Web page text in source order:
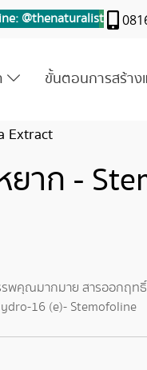
@thenaturalist
ขั้นตอนการสร้าง
Extract
าก -
รพคุณมากมาย สารออกฤ
16 (e)- Stemofoline